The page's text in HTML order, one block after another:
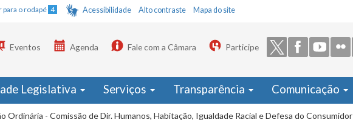
para o rodapé 4 Acessibilidade Alto contraste Mapa do site
Eventos Agenda Fale com a Câmara Participe
Legislativa Serviços Transparência Comunicação
Ordinária - Comissão de Dir. Humanos, Habitação, Igualdade Racial e Defesa do Consumidor